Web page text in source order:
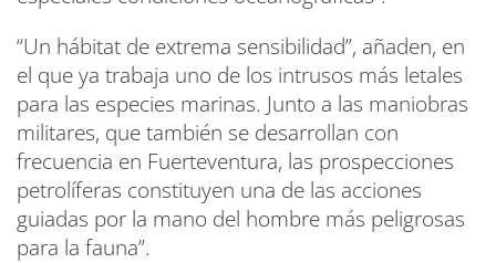
“Un hábitat de extrema sensibilidad”, añaden, en
el que ya trabaja uno de los intrusos más letales
para las especies marinas. Junto a las maniobras
militares, que también se desarrollan con
frecuencia en Fuerteventura, las prospecciones
petrolíferas constituyen una de las acciones
guiadas por la mano del hombre más peligrosas
para la fauna”.